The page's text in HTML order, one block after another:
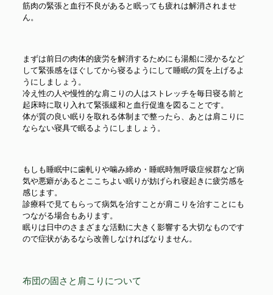
筋肉の緊張と血行不良があると眠っても疲れは解消されませ
ん。
まずは前日の肉体的疲労を解消するためにも湯船に浸かるなど
して緊張感をほぐしてから寝るようにして睡眠の質を上げるよ
うにしましょう。
冷え性の人や慢性的な肩こりの人はストレッチを毎日寝る前と
起床時に取り入れて緊張緩和と血行促進を図ることです。
体が質の良い眠りを取れる体制まで整ったら、あとは肩こりに
ならない寝具で眠るようにしましょう。
もしも睡眠中に歯軋りや噛み締め・睡眠時無呼吸症候群など病
気や悪癖があるとここちよい眠りが妨げられ寝起きに疲労感を
感じます。
診療科で見てもらって病気を治すことが肩こりを治すことにも
つながる場合もあります。
眠りは日中のさまざまな活動に大きく影響する大切なものです
ので症状があるなら改善しなければなりません。
布団の固さと肩こりについて